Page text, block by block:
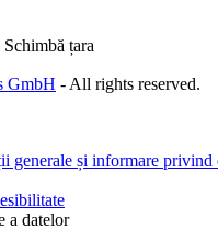
Schimbă țara
GmbH - All rights reserved.
generale și informare privind
a datelor